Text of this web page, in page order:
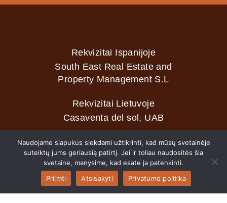
Rekvizitai Ispanijoje
South East Real Estate and
Property Management S.L
Rekvizitai Lietuvoje
Casaventa del sol, UAB
2026 © Casaventa del sol
Naudojame slapukus siekdami užtikrinti, kad mūsų svetainėje
suteiktų jums geriausią patirtį. Jei ir toliau naudositės šia
svetaine, manysime, kad esate ja patenkinti.
Priimti
Atsisakyti Privatumo politika